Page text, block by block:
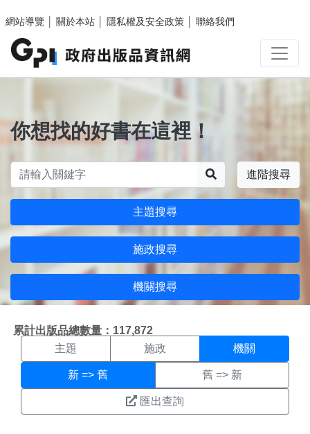
網站導覽
關於本站 隱私權及安全政策 聯絡我們
你想找的好書在這裡！
進階搜尋
主題搜尋
施政搜尋
機關搜尋
累計出版品總數量：117,872
機關搜尋結果頁面
主題 施政 機關
新 => 舊 舊 => 新
匯出查詢